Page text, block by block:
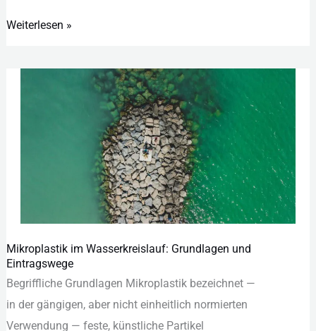
Weiterlesen »
Mikroplastik im Wasserkreislauf: Grundlagen und
Eintragswege
Begriffliche Grundlagen Mikroplastik bezeichnet —
i‬n d‬er gängigen, a‬ber n‬icht einheitlich normierten
Verwendung — feste, künstliche Partikel
Mikroplastik
im
Wasserkreislauf:
Grundlagen